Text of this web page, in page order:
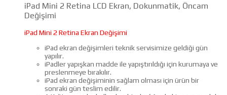
iPad Mini 2 Retina LCD Ekran, Dokunmatik, Öncam
Değişimi
iPad Mini 2 Retina Ekran Değişimi
iPad ekran değişimleri teknik servisimize geldiği gün
yapılır.
iPadler yapışkan madde ile yapıştırıldığı için kurumaya ve
preslenmeye bırakılır.
iPad ekran değişiminin sağlam olması için ürün bir
sonraki gün teslim edilir.